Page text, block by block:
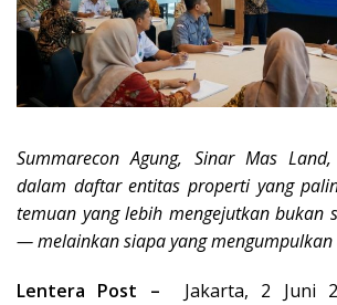
Summarecon Agung, Sinar Mas
dalam daftar entitas properti yang
temuan yang lebih mengejutkan bukan
— melainkan siapa yang mengumpulkan
Lentera Post –
Jakarta, 2 Juni